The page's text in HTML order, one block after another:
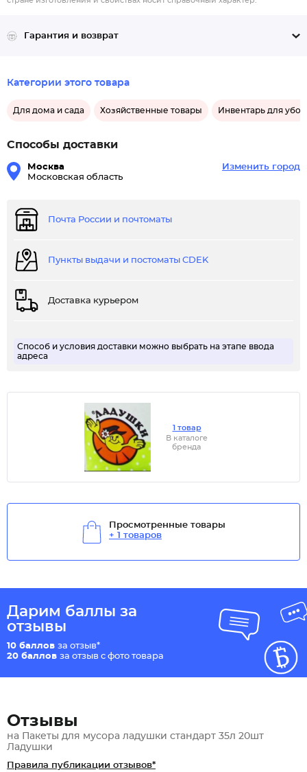
Гарантия и возврат
Категории этого товара
Для дома и сада Хозяйственные товары Инвентарь для
Способы доставки
Москва
Московская область
Изменить город
Почта России и почтоматы
Пункты выдачи и постоматы CDEK
Доставка курьером
Способ и условия доставки можно выбрать на этапе ввода
адреса
1 товар
В каталоге
бренда
Просмотренные товары
+ 1 товаров
Дарим баллы за
отзывы
10 баллов за отзыв*
20 баллов за отзыв с фото товара
Отзывы
на Пакеты для мусора ладушки стандарт 35л 20шт
Ладушки
Правила публикации отзывов*